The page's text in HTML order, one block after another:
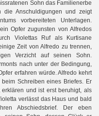
Sohn das Familienerbe
die Anschuldigungen und zeigt
vorbereiteten Unterlagen.
Opfer zugunsten von Alfredos
Violettas Ruf als Kurtisane
Zeit von Alfredo zu trennen,
Verzicht auf seinen Sohn.
nach unter der Bedingung,
erfahren würde. Alfredo kehrt
Schreiben eines Briefes. Er
und ist erst beruhigt, als
verlässt das Haus und bald
Abschiedsbrief. Der eben